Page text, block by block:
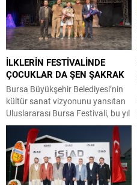
İLKLERİN FESTİVALİNDE
ÇOCUKLAR DA ŞEN ŞAKRAK
Bursa Büyükşehir Belediyesi’nin
kültür sanat vizyonunu yansıtan
Uluslararası Bursa Festivali, bu yıl
ilk kez minik sanatseverlere de
kapılarını açarak Kültürpark
Açıkhava Tiyatrosu’nda
çocukların neşesiyle renklenen
özel bir programa imza attı.